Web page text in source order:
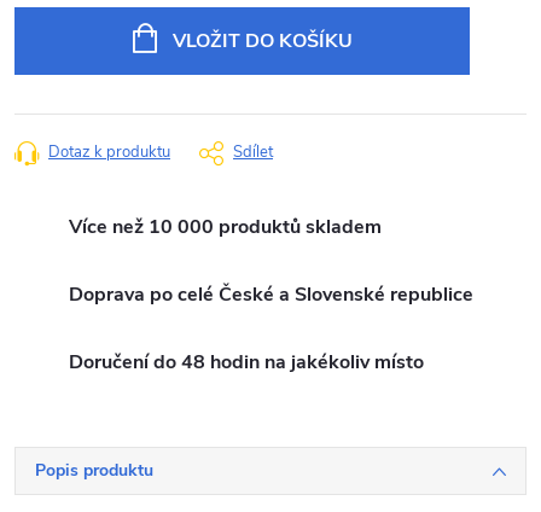
VLOŽIT DO KOŠÍKU
Dotaz k produktu Sdílet
Více než 10 000 produktů skladem
Doprava po celé České a Slovenské republice
Doručení do 48 hodin na jakékoliv místo
Popis produktu